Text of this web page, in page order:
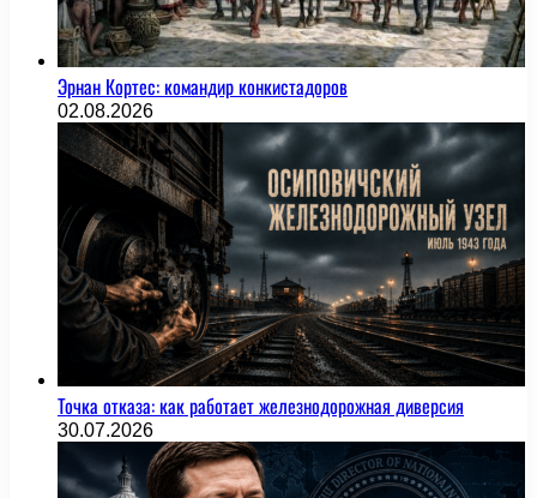
Эрнан Кортес: командир конкистадоров
02.08.2026
Точка отказа: как работает железнодорожная диверсия
30.07.2026